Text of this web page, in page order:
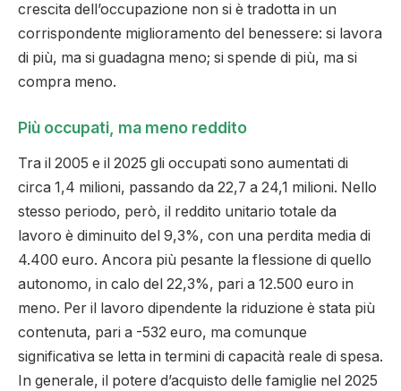
crescita dell’occupazione non si è tradotta in un
corrispondente miglioramento del benessere: si lavora
di più, ma si guadagna meno; si spende di più, ma si
compra meno.
Più occupati, ma meno reddito
Tra il 2005 e il 2025 gli occupati sono aumentati di
circa 1,4 milioni, passando da 22,7 a 24,1 milioni. Nello
stesso periodo, però, il reddito unitario totale da
lavoro è diminuito del 9,3%, con una perdita media di
4.400 euro. Ancora più pesante la flessione di quello
autonomo, in calo del 22,3%, pari a 12.500 euro in
meno. Per il lavoro dipendente la riduzione è stata più
contenuta, pari a -532 euro, ma comunque
significativa se letta in termini di capacità reale di spesa.
In generale, il potere d’acquisto delle famiglie nel 2025